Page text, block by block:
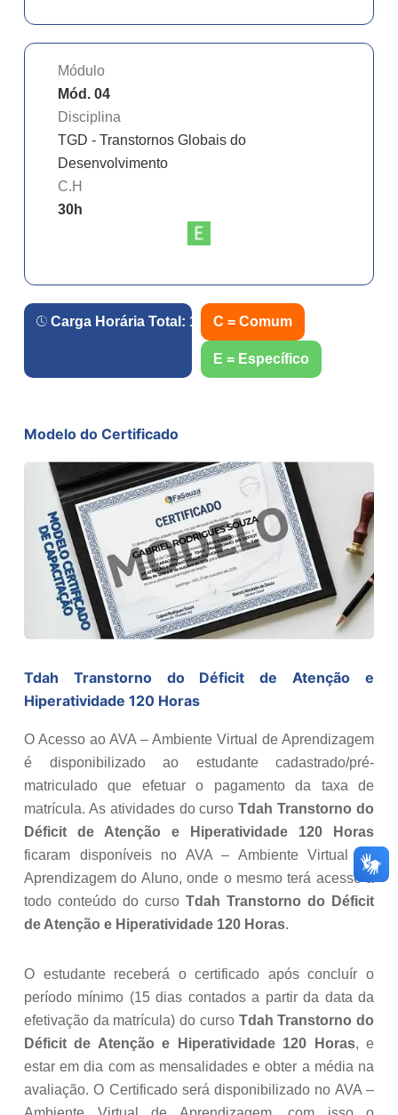
Módulo
Mód. 04
Disciplina
TGD - Transtornos Globais do
Desenvolvimento
C.H
30h
Carga Horária Total: 120 h.
C = Comum
E = Específico
Modelo do Certificado
Tdah Transtorno do Déficit de Atenção e
Hiperatividade 120 Horas
O Acesso ao AVA – Ambiente Virtual de Aprendizagem
é disponibilizado ao estudante cadastrado/pré-
matriculado que efetuar o pagamento da taxa de
matrícula. As atividades do cursoTdah Transtorno do
Déficit de Atenção e Hiperatividade 120 Horas
ficaram disponíveis no AVA – Ambiente Virtual de
Aprendizagem do Aluno, onde o mesmo terá acesso a
todo conteúdo do curso Tdah Transtorno do Déficit
de Atenção e Hiperatividade 120 Horas.
O estudante receberá o certificado após concluír o
período mínimo (15 dias contados a partir da data da
efetivação da matrícula) do curso Tdah Transtorno do
Déficit de Atenção e Hiperatividade 120 Horas, e
estar em dia com as mensalidades e obter a média na
avaliação. O Certificado será disponibilizado no AVA –